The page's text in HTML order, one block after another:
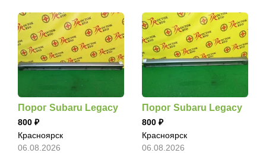
Порог Subaru Legacy
800
Красноярск
06.08.2026
Порог Subaru Legacy
800
Красноярск
06.08.2026